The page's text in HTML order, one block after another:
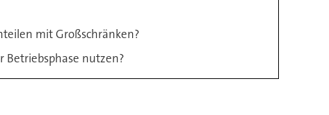
mit Großschränken?
Betriebsphase nutzen?